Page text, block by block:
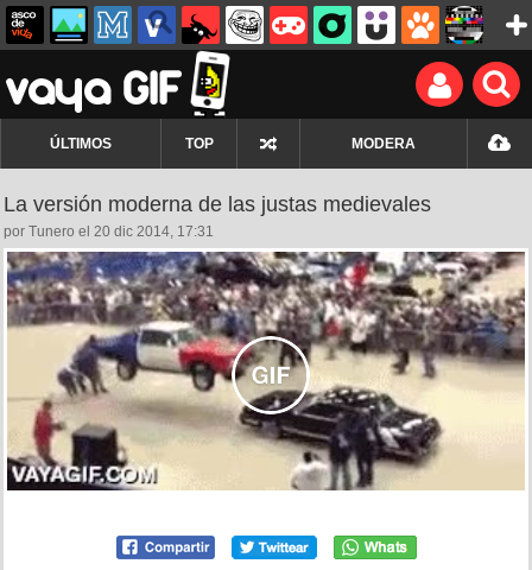
ÚLTIMOS TOP MODERA
La versión moderna de las justas medievales
por Tunero el 20 dic 2014, 17:31